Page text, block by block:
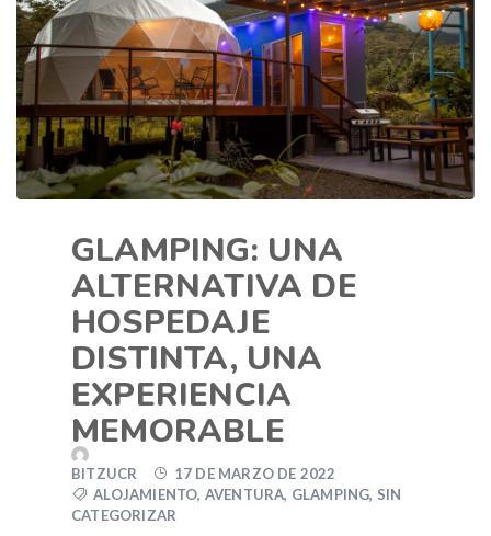
GLAMPING: UNA
ALTERNATIVA DE
HOSPEDAJE
DISTINTA, UNA
EXPERIENCIA
MEMORABLE
BITZUCR
17 DE MARZO DE 2022
ALOJAMIENTO, AVENTURA, GLAMPING, SIN
CATEGORIZAR